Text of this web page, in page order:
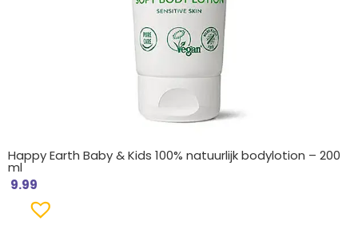
Happy Earth Baby & Kids 100% natuurlijk bodylotion – 200
ml
9.99